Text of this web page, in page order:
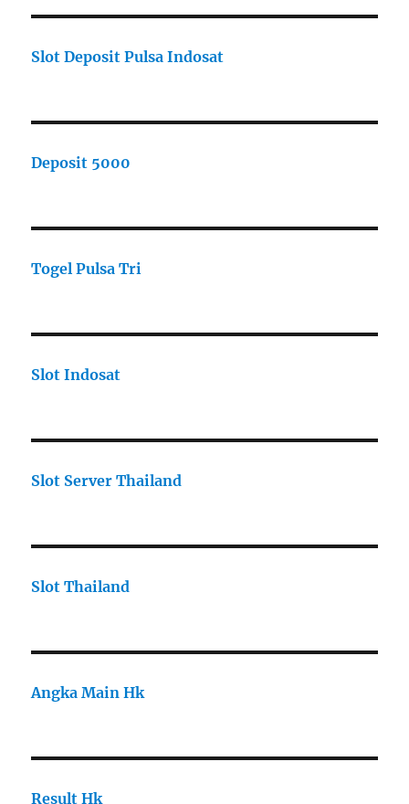
Slot Deposit Pulsa Indosat
Deposit 5000
Togel Pulsa Tri
Slot Indosat
Slot Server Thailand
Slot Thailand
Angka Main Hk
Result Hk